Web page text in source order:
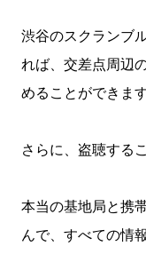
渋谷のスクランブ
れば、交差点周辺
めることができます
さらに、盗聴する
本当の基地局と携
んで、すべての情